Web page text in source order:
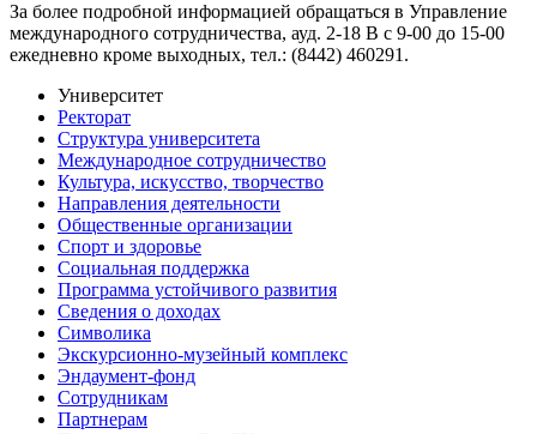
За более подробной информацией обращаться в Управление
международного сотрудничества, ауд. 2-18 В с 9-00 до 15-00
ежедневно кроме выходных, тел.: (8442) 460291.
Университет
Ректорат
Структура университета
Международное сотрудничество
Культура, искусство, творчество
Направления деятельности
Общественные организации
Спорт и здоровье
Социальная поддержка
Программа устойчивого развития
Сведения о доходах
Символика
Экскурсионно-музейный комплекс
Эндаумент-фонд
Сотрудникам
Партнерам